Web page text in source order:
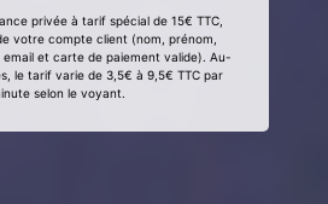
privée à tarif spécial de 15€ TTC,
votre compte client (nom, prénom,
email et carte de paiement valide). Au-
le tarif varie de 3,5€ à 9,5€ TTC par
selon le voyant.